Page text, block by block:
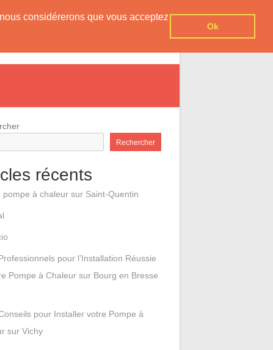
considérerons que vous acceptez
Ok
Rechercher
récents
pompe à chaleur sur Saint-Quentin
pour l’Installation Réussie
Pompe à Chaleur sur Bourg en Bresse
pour Installer votre Pompe à
sur Vichy